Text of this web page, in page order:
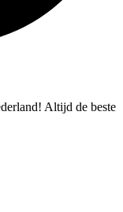
Altijd de beste